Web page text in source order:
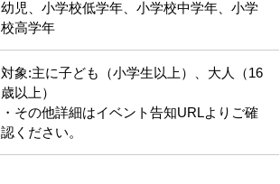
幼児、小学校低学年、小学校中学年、小学
校高学年
対象:主に子ども（小学生以上）、大人（16
歳以上）
・その他詳細はイベント告知URLよりご確
認ください。